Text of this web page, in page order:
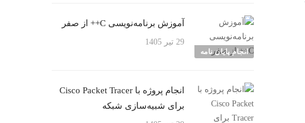
انجام پایان نامه
آموزش برنامه‌نویسی C++ از صفر
29 تیر 1405
انجام پروژه با Cisco Packet Tracer
برای شبیه‌سازی شبکه